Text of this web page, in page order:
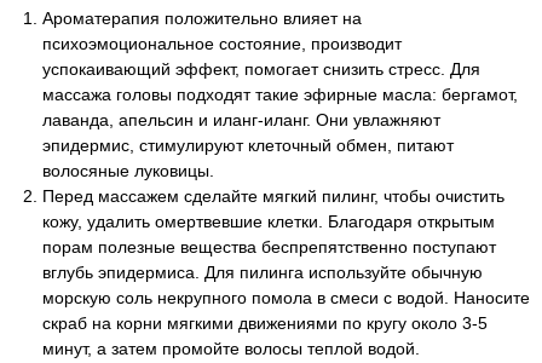
Ароматерапия положительно влияет на
психоэмоциональное состояние, производит
успокаивающий эффект, помогает снизить стресс. Для
массажа головы подходят такие эфирные масла: бергамот,
лаванда, апельсин и иланг-иланг. Они увлажняют
эпидермис, стимулируют клеточный обмен, питают
волосяные луковицы.
Перед массажем сделайте мягкий пилинг, чтобы очистить
кожу, удалить омертвевшие клетки. Благодаря открытым
порам полезные вещества беспрепятственно поступают
вглубь эпидермиса. Для пилинга используйте обычную
морскую соль некрупного помола в смеси с водой. Наносите
скраб на корни мягкими движениями по кругу около 3-5
минут, а затем промойте волосы теплой водой.